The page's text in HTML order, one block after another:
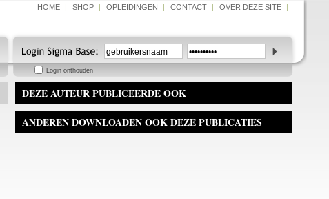
HOME | SHOP | OPLEIDINGEN | CONTACT | OVER DEZE SITE |
Login onthouden
DEZE AUTEUR PUBLICEERDE OOK
ANDEREN DOWNLOADEN OOK DEZE PUBLICATIES